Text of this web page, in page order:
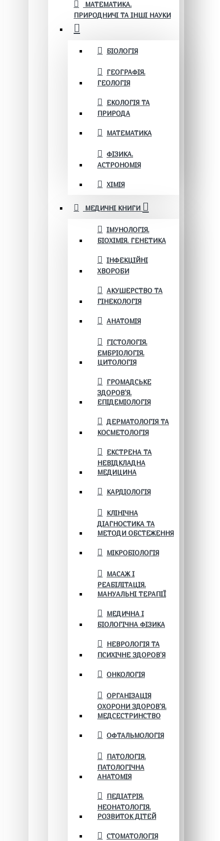
МАТЕМАТИКА.
ПРИРОДНИЧІ ТА ІНШІ НАУКИ
БІОЛОГІЯ
ГЕОГРАФІЯ.
ГЕОЛОГІЯ
ЕКОЛОГІЯ ТА
ПРИРОДА
МАТЕМАТИКА
ФІЗИКА.
АСТРОНОМІЯ
ХІМІЯ
МЕДИЧНІ КНИГИ
ІМУНОЛОГІЯ.
БІОХІМІЯ. ГЕНЕТИКА
ІНФЕКЦІЙНІ
ХВОРОБИ
АКУШЕРСТВО ТА
ГІНЕКОЛОГІЯ
АНАТОМІЯ
ГІСТОЛОГІЯ.
ЕМБРІОЛОГІЯ.
ЦИТОЛОГІЯ
ГРОМАДСЬКЕ
ЗДОРОВ’Я.
ЕПІДЕМІОЛОГІЯ
ДЕРМАТОЛОГІЯ ТА
КОСМЕТОЛОГІЯ
ЕКСТРЕНА ТА
НЕВІДКЛАДНА
МЕДИЦИНА
КАРДІОЛОГІЯ
КЛІНІЧНА
ДІАГНОСТИКА ТА
МЕТОДИ ОБСТЕЖЕННЯ
МІКРОБІОЛОГІЯ
МАСАЖ І
РЕАБІЛІТАЦІЯ.
МАНУАЛЬНІ ТЕРАПІЇ
МЕДИЧНА І
БІОЛОГІЧНА ФІЗИКА
НЕВРОЛОГІЯ ТА
ПСИХІЧНЕ ЗДОРОВ’Я
ОНКОЛОГІЯ
ОРГАНІЗАЦІЯ
ОХОРОНИ ЗДОРОВ'Я.
МЕДСЕСТРИНСТВО
ОФТАЛЬМОЛОГІЯ
ПАТОЛОГІЯ.
ПАТОЛОГІЧНА
АНАТОМІЯ
ПЕДІАТРІЯ.
НЕОНАТОЛОГІЯ.
РОЗВИТОК ДІТЕЙ
СТОМАТОЛОГІЯ